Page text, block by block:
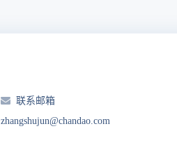
联系邮箱
zhangshujun@chandao.com